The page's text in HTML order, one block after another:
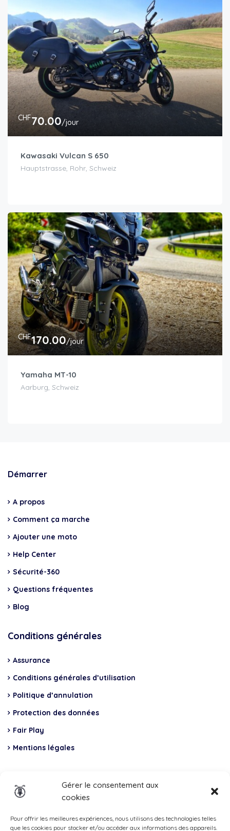
Gérer le consentement aux
cookies
Pour offrir les meilleures expériences, nous utilisons des technologies telles
que les cookies pour stocker et/ou accéder aux informations des appareils.
CHF70.00/jour
Kawasaki Vulcan S 650
Hauptstrasse, Rohr, Schweiz
CHF170.00/jour
Yamaha MT-10
Aarburg, Schweiz
Démarrer
A propos
Comment ça marche
Ajouter une moto
Help Center
Sécurité-360
Questions fréquentes
Blog
Conditions générales
Assurance
Conditions générales d’utilisation
Politique d’annulation
Protection des données
Fair Play
Mentions légales
Total Casco, Partner
Methods